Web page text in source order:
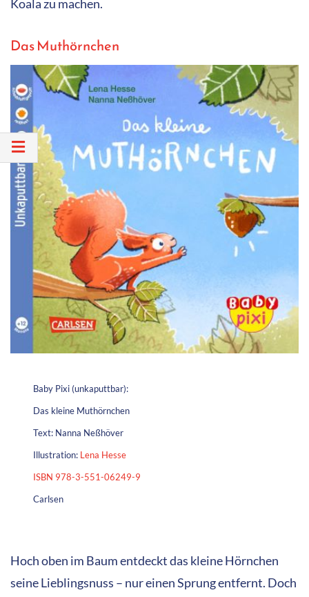
Koala zu machen.
Das Muthörnchen
Baby Pixi (unkaputtbar):
Das kleine Muthörnchen
Text: Nanna Neßhöver
Illustration: Lena Hesse
ISBN 978-3-551-06249-9
Carlsen
Hoch oben im Baum entdeckt das kleine Hörnchen
seine Lieblingsnuss – nur einen Sprung entfernt. Doch